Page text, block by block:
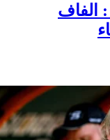
الفاف
أسماء